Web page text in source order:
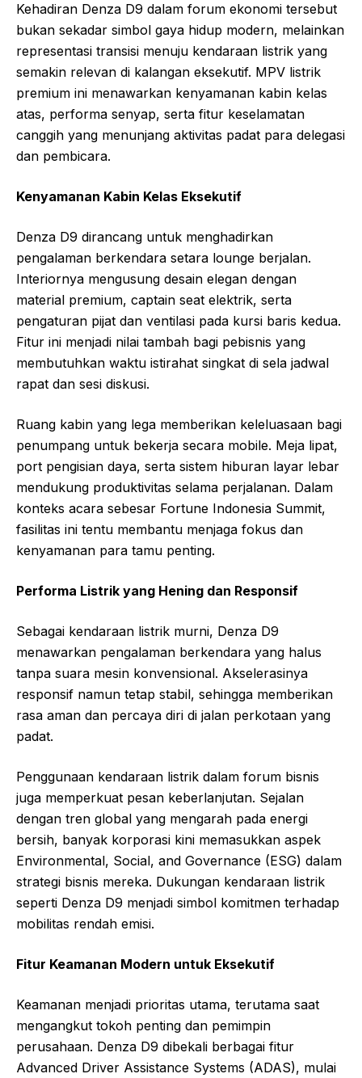
Kehadiran Denza D9 dalam forum ekonomi tersebut
bukan sekadar simbol gaya hidup modern, melainkan
representasi transisi menuju kendaraan listrik yang
semakin relevan di kalangan eksekutif. MPV listrik
premium ini menawarkan kenyamanan kabin kelas
atas, performa senyap, serta fitur keselamatan
canggih yang menunjang aktivitas padat para delegasi
dan pembicara.
Kenyamanan Kabin Kelas Eksekutif
Denza D9 dirancang untuk menghadirkan
pengalaman berkendara setara lounge berjalan.
Interiornya mengusung desain elegan dengan
material premium, captain seat elektrik, serta
pengaturan pijat dan ventilasi pada kursi baris kedua.
Fitur ini menjadi nilai tambah bagi pebisnis yang
membutuhkan waktu istirahat singkat di sela jadwal
rapat dan sesi diskusi.
Ruang kabin yang lega memberikan keleluasaan bagi
penumpang untuk bekerja secara mobile. Meja lipat,
port pengisian daya, serta sistem hiburan layar lebar
mendukung produktivitas selama perjalanan. Dalam
konteks acara sebesar Fortune Indonesia Summit,
fasilitas ini tentu membantu menjaga fokus dan
kenyamanan para tamu penting.
Performa Listrik yang Hening dan Responsif
Sebagai kendaraan listrik murni, Denza D9
menawarkan pengalaman berkendara yang halus
tanpa suara mesin konvensional. Akselerasinya
responsif namun tetap stabil, sehingga memberikan
rasa aman dan percaya diri di jalan perkotaan yang
padat.
Penggunaan kendaraan listrik dalam forum bisnis
juga memperkuat pesan keberlanjutan. Sejalan
dengan tren global yang mengarah pada energi
bersih, banyak korporasi kini memasukkan aspek
Environmental, Social, and Governance (ESG) dalam
strategi bisnis mereka. Dukungan kendaraan listrik
seperti Denza D9 menjadi simbol komitmen terhadap
mobilitas rendah emisi.
Fitur Keamanan Modern untuk Eksekutif
Keamanan menjadi prioritas utama, terutama saat
mengangkut tokoh penting dan pemimpin
perusahaan. Denza D9 dibekali berbagai fitur
Advanced Driver Assistance Systems (ADAS), mulai